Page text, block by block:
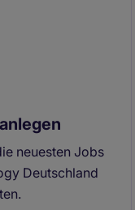
neuesten Jobs
Deutschland